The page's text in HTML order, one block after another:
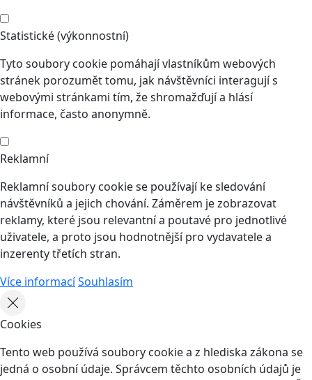
Statistické (výkonnostní)
Tyto soubory cookie pomáhají vlastníkům webových
stránek porozumět tomu, jak návštěvníci interagují s
webovými stránkami tím, že shromažďují a hlásí
informace, často anonymně.
Reklamní
Reklamní soubory cookie se používají ke sledování
návštěvníků a jejich chování. Záměrem je zobrazovat
reklamy, které jsou relevantní a poutavé pro jednotlivé
uživatele, a proto jsou hodnotnější pro vydavatele a
inzerenty třetích stran.
Více informacíSouhlasím
Cookies
Tento web používá soubory cookie a z hlediska zákona se
jedná o osobní údaje. Správcem těchto osobních údajů je